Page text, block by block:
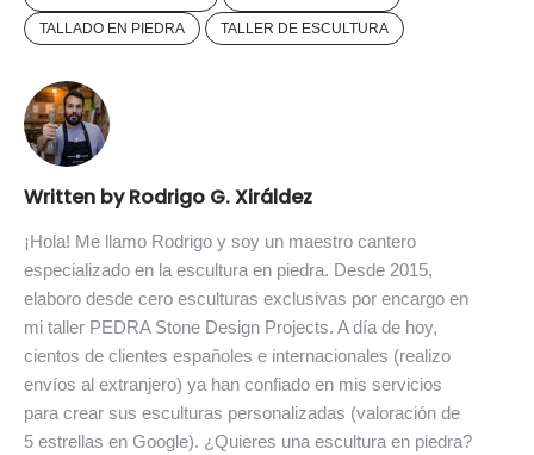
TALLADO EN PIEDRA
TALLER DE ESCULTURA
Written by Rodrigo G. Xiráldez
¡Hola! Me llamo Rodrigo y soy un maestro cantero
especializado en la escultura en piedra. Desde 2015,
elaboro desde cero esculturas exclusivas por encargo en
mi taller PEDRA Stone Design Projects. A día de hoy,
cientos de clientes españoles e internacionales (realizo
envíos al extranjero) ya han confiado en mis servicios
para crear sus esculturas personalizadas (valoración de
5 estrellas en Google). ¿Quieres una escultura en piedra?